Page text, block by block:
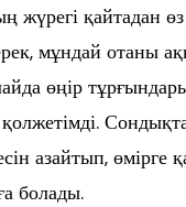
жүрегі қайтадан
мұндай отаны
өңір
азайтып, өмірге
болады.